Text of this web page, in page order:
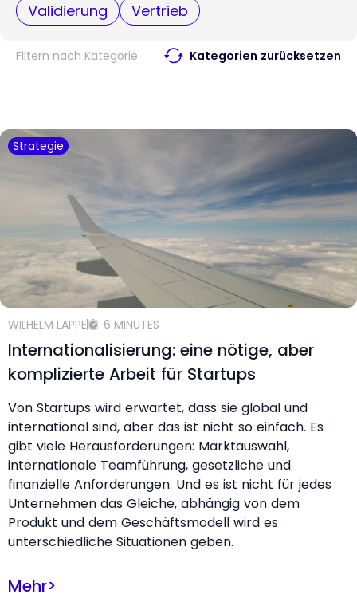
Validierung
Vertrieb
Filtern nach Kategorie Kategorien zurücksetzen
Strategie
WILHELM LAPPE 6 MINUTES
Internationalisierung: eine nötige, aber
komplizierte Arbeit für Startups
Von Startups wird erwartet, dass sie global und
international sind, aber das ist nicht so einfach. Es
gibt viele Herausforderungen: Marktauswahl,
internationale Teamführung, gesetzliche und
finanzielle Anforderungen. Und es ist nicht für jedes
Unternehmen das Gleiche, abhängig von dem
Produkt und dem Geschäftsmodell wird es
unterschiedliche Situationen geben.
Mehr>